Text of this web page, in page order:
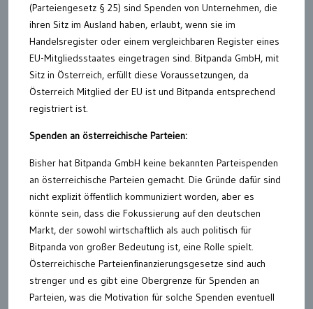
(Parteiengesetz § 25) sind Spenden von Unternehmen, die
ihren Sitz im Ausland haben, erlaubt, wenn sie im
Handelsregister oder einem vergleichbaren Register eines
EU-Mitgliedsstaates eingetragen sind. Bitpanda GmbH, mit
Sitz in Österreich, erfüllt diese Voraussetzungen, da
Österreich Mitglied der EU ist und Bitpanda entsprechend
registriert ist.
Spenden an österreichische Parteien:
Bisher hat Bitpanda GmbH keine bekannten Parteispenden
an österreichische Parteien gemacht. Die Gründe dafür sind
nicht explizit öffentlich kommuniziert worden, aber es
könnte sein, dass die Fokussierung auf den deutschen
Markt, der sowohl wirtschaftlich als auch politisch für
Bitpanda von großer Bedeutung ist, eine Rolle spielt.
Österreichische Parteienfinanzierungsgesetze sind auch
strenger und es gibt eine Obergrenze für Spenden an
Parteien, was die Motivation für solche Spenden eventuell